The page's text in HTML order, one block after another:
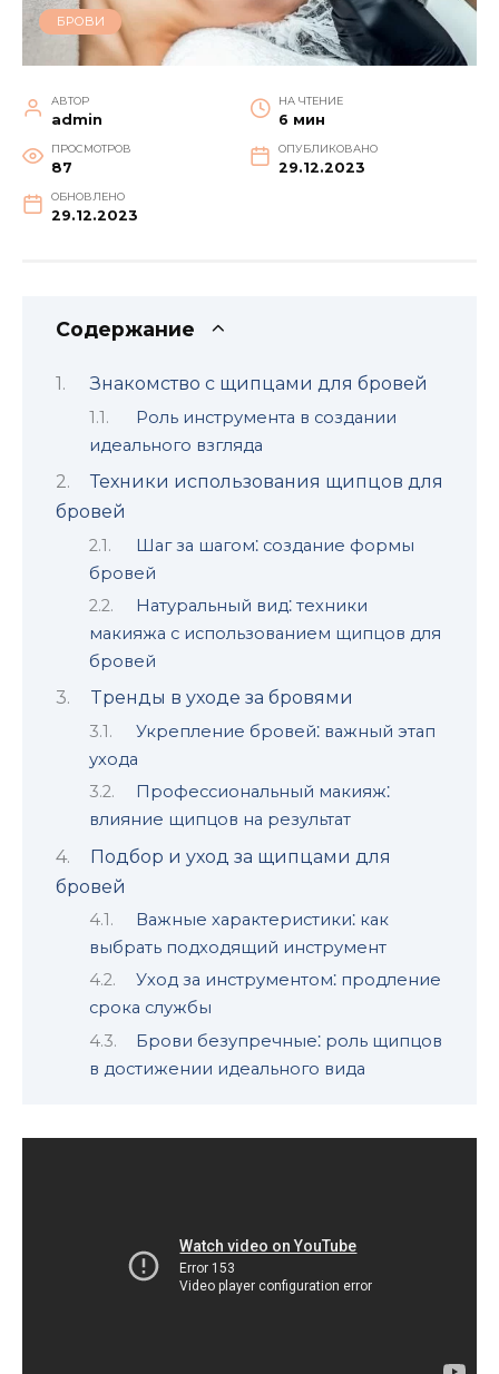
БРОВИ
АВТОР
admin
НА ЧТЕНИЕ
6 мин
ПРОСМОТРОВ
87
ОПУБЛИКОВАНО
29.12.2023
ОБНОВЛЕНО
29.12.2023
Содержание
Знакомство с щипцами для бровей
Роль инструмента в создании
идеального взгляда
Техники использования щипцов для
бpовей
Шаг за шагом⁚ создание формы
бровей
Натуральный вид⁚ техники
макияжа с использованием щипцов для
бровей
Tренды в уходе за бровями
Укреплениe бровей⁚ важный этап
ухода
Профессиональный макияж⁚
влияние щипцов на результат
Подбор и уход за щипцами для
бровей
Важные характеристики⁚ как
выбрать подходящий инструмент
Уход за инструментом⁚ продление
срока службы
Брови безупречные⁚ роль щипцов
в достижении идеального вида